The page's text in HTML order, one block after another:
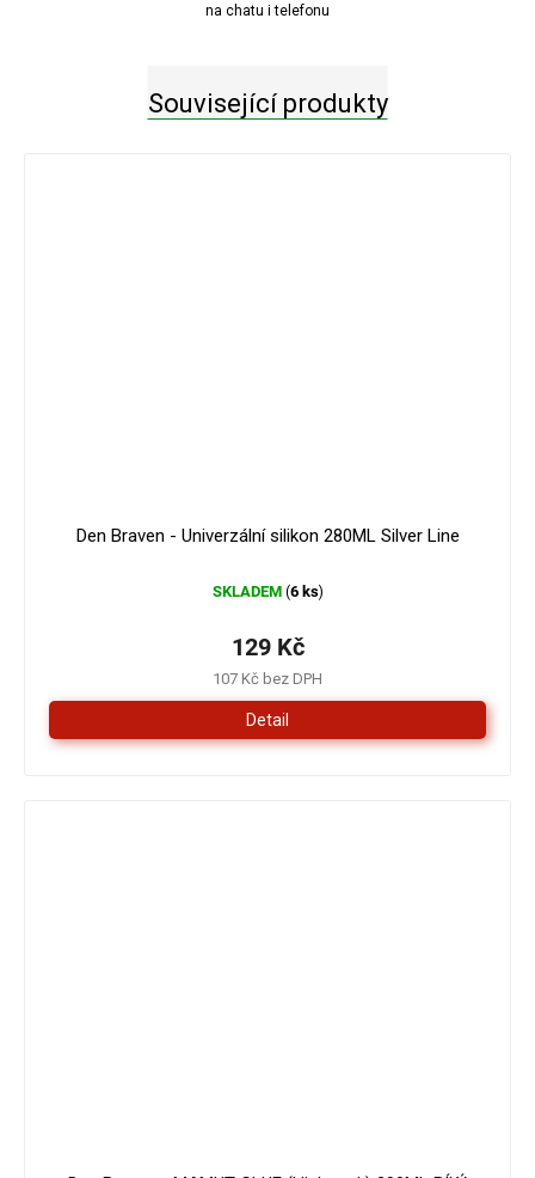
na chatu i telefonu
Související produkty
Den Braven - Univerzální silikon 280ML Silver Line
SKLADEM (6 ks)
107 Kč bez DPH
129 Kč
Detail